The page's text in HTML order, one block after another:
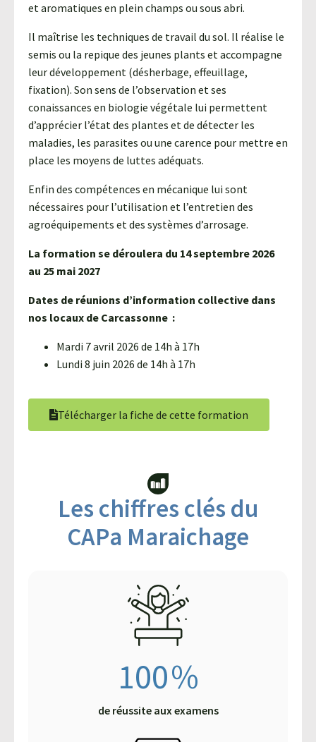
et aromatiques en plein champs ou sous abri.
Il maîtrise les techniques de travail du sol. Il réalise le
semis ou la repique des jeunes plants et accompagne
leur développement (désherbage, effeuillage,
fixation). Son sens de l’observation et ses
conaissances en biologie végétale lui permettent
d’apprécier l’état des plantes et de détecter les
maladies, les parasites ou une carence pour mettre en
place les moyens de luttes adéquats.
Enfin des compétences en mécanique lui sont
nécessaires pour l’utilisation et l’entretien des
agroéquipements et des systèmes d’arrosage.
La formation se déroulera du 14 septembre 2026
au 25 mai 2027
Dates de réunions d’information collective dans
nos locaux de Carcassonne :
Mardi 7 avril 2026 de 14h à 17h
Lundi 8 juin 2026 de 14h à 17h
Télécharger la fiche de cette formation
Les chiffres clés du
CAPa Maraichage
100%
de réussite aux examens